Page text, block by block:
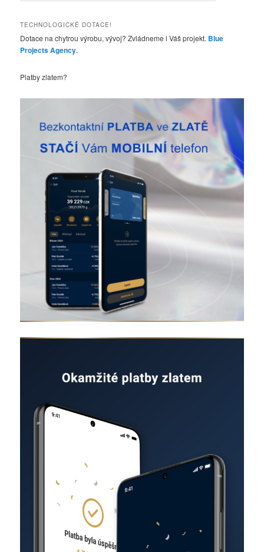
d
t
TECHNOLOGICKÉ DOTACE!
Dotace na chytrou výrobu, vývoj? Zvládneme i Váš projekt. Blue
Projects Agency.
Platby zlatem?